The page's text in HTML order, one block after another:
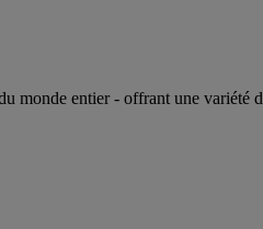
monde entier - offrant une variété